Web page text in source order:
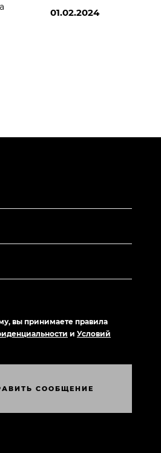
01.02.2024
вы принимаете правила
и Условий
АВИТЬ СООБЩЕНИЕ